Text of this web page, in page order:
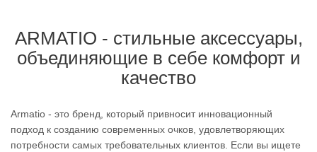
ARMATIO - стильные аксессуары,
объединяющие в себе комфорт и
качество
Armatio - это бренд, который привносит инновационный
подход к созданию современных очков, удовлетворяющих
потребности самых требовательных клиентов. Если вы ищете